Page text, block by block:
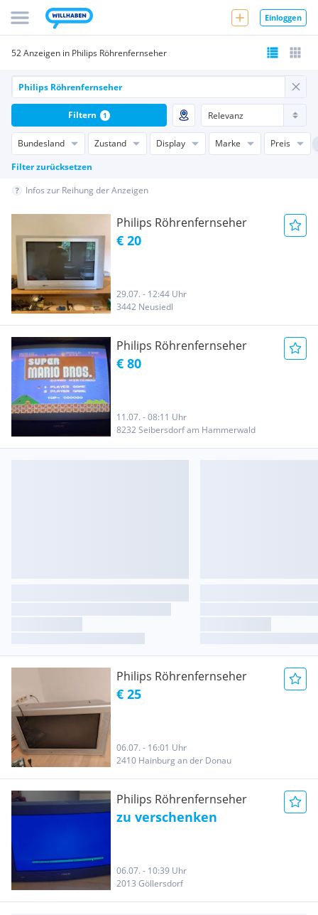
Einloggen
52 Anzeigen in Philips Röhrenfernseher
Bundesland Zustand Display Marke
Preis
Filter zurücksetzen
Filtern 1
Infos zur Reihung der Anzeigen
Philips Röhrenfernseher
€ 20
29.07. - 12:44 Uhr
3442 Neusiedl
Philips Röhrenfernseher
€ 80
11.07. - 08:11 Uhr
8232 Seibersdorf am Hammerwald
Philips Röhrenfernseher
€ 25
06.07. - 16:01 Uhr
2410 Hainburg an der Donau
Philips Röhrenfernseher
zu verschenken
06.07. - 10:39 Uhr
2013 Göllersdorf